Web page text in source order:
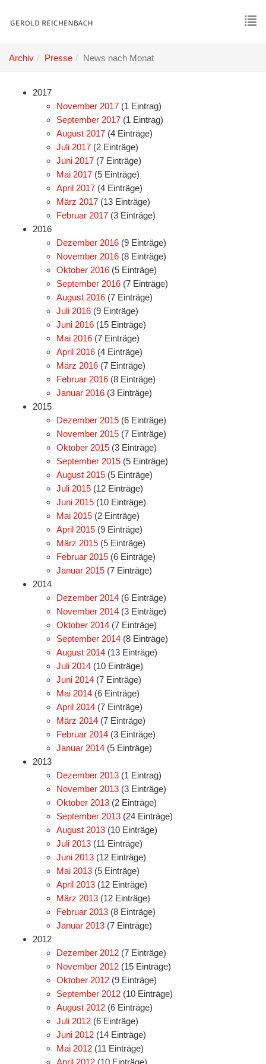
Archiv Presse News nach Monat
2017
November 2017 (1 Eintrag)
September 2017 (1 Eintrag)
August 2017 (4 Einträge)
Juli 2017 (2 Einträge)
Juni 2017 (7 Einträge)
Mai 2017 (5 Einträge)
April 2017 (4 Einträge)
März 2017 (13 Einträge)
Februar 2017 (3 Einträge)
2016
Dezember 2016 (9 Einträge)
November 2016 (8 Einträge)
Oktober 2016 (5 Einträge)
September 2016 (7 Einträge)
August 2016 (7 Einträge)
Juli 2016 (9 Einträge)
Juni 2016 (15 Einträge)
Mai 2016 (7 Einträge)
April 2016 (4 Einträge)
März 2016 (7 Einträge)
Februar 2016 (8 Einträge)
Januar 2016 (3 Einträge)
2015
Dezember 2015 (6 Einträge)
November 2015 (7 Einträge)
Oktober 2015 (3 Einträge)
September 2015 (5 Einträge)
August 2015 (5 Einträge)
Juli 2015 (12 Einträge)
Juni 2015 (10 Einträge)
Mai 2015 (2 Einträge)
April 2015 (9 Einträge)
März 2015 (5 Einträge)
Februar 2015 (6 Einträge)
Januar 2015 (7 Einträge)
2014
Dezember 2014 (6 Einträge)
November 2014 (3 Einträge)
Oktober 2014 (7 Einträge)
September 2014 (8 Einträge)
August 2014 (13 Einträge)
Juli 2014 (10 Einträge)
Juni 2014 (7 Einträge)
Mai 2014 (6 Einträge)
April 2014 (7 Einträge)
März 2014 (7 Einträge)
Februar 2014 (3 Einträge)
Januar 2014 (5 Einträge)
2013
Dezember 2013 (1 Eintrag)
November 2013 (3 Einträge)
Oktober 2013 (2 Einträge)
September 2013 (24 Einträge)
August 2013 (10 Einträge)
Juli 2013 (11 Einträge)
Juni 2013 (12 Einträge)
Mai 2013 (5 Einträge)
April 2013 (12 Einträge)
März 2013 (12 Einträge)
Februar 2013 (8 Einträge)
Januar 2013 (7 Einträge)
2012
Dezember 2012 (7 Einträge)
November 2012 (15 Einträge)
Oktober 2012 (9 Einträge)
September 2012 (10 Einträge)
August 2012 (6 Einträge)
Juli 2012 (6 Einträge)
Juni 2012 (14 Einträge)
Mai 2012 (11 Einträge)
April 2012 (10 Einträge)